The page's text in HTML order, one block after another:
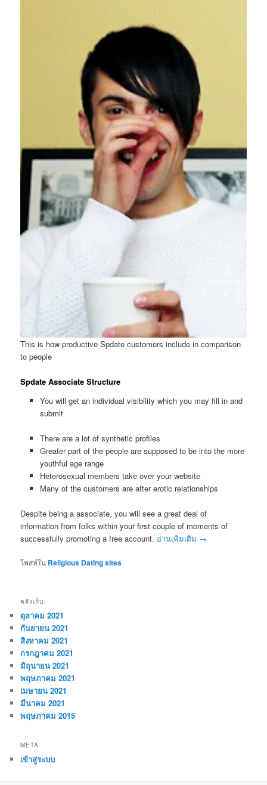
This is how productive Spdate customers include in comparison
to people
Spdate Associate Structure
You will get an individual visibility which you may fill in and
submit
There are a lot of synthetic profiles
Greater part of the people are supposed to be into the more
youthful age range
Heterosexual members take over your website
Many of the customers are after erotic relationships
Despite being a associate, you will see a great deal of
information from folks within your first couple of moments of
successfully promoting a free account. อ่านเพิ่มเติม →
โพสท์ใน Religious Dating sites
คลังเก็บ
ตุลาคม 2021
กันยายน 2021
สิงหาคม 2021
กรกฎาคม 2021
มิถุนายน 2021
พฤษภาคม 2021
เมษายน 2021
มีนาคม 2021
พฤษภาคม 2015
META
เข้าสู่ระบบ